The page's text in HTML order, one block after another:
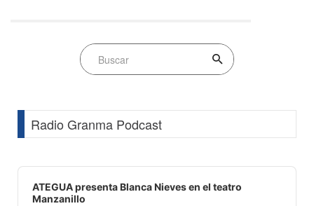
Radio Granma Podcast
Audio
Player
ATEGUA presenta Blanca Nieves en el teatro
Manzanillo